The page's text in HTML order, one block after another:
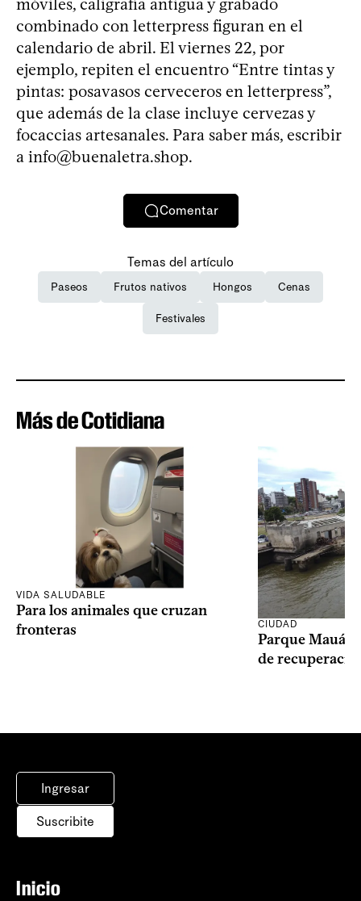
combinado con letterpress figuran en el
calendario de abril. El viernes 22, por
ejemplo, repiten el encuentro “Entre tintas y
pintas: posavasos cerveceros en letterpress”,
que además de la clase incluye cervezas y
focaccias artesanales. Para saber más, escribir
a info@buenaletra.shop.
Comentar
Temas del artículo
Paseos Frutos nativos Hongos Cenas
Festivales
Más de Cotidiana
VIDA SALUDABLE
Para los animales que cruzan
fronteras
CIUDAD
Parque Mauá
de
Ingresar
Suscribite
Inicio